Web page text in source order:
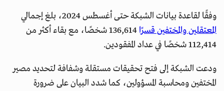
وفقًا لقاعدة بيانات الشبكة حتى أغسطس 2024، بلغ إجمالي
المعتقلين والمختفين قسرًا
136,614 شخصًا، مع بقاء أكثر من
112,414 شخصًا في عداد المفقودين.
ودعت الشبكة إلى فتح تحقيقات مستقلة وشفافة لتحديد مصير
المختفين ومحاسبة المسؤولين، كما شدد البيان على ضرورة